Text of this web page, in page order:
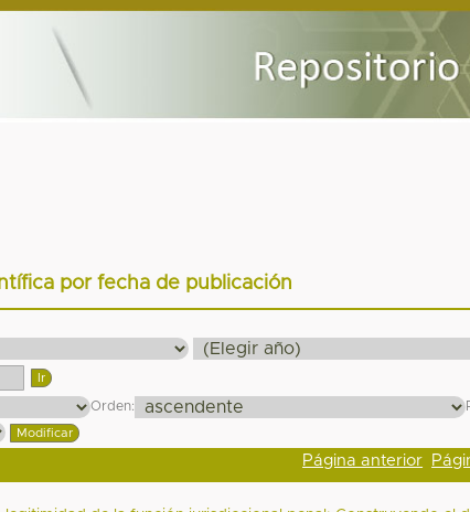
por fecha de publicación
Orden:
Página anterior